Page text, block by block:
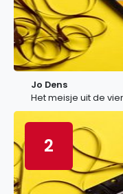
Jo Dens
Het meisje uit de
2